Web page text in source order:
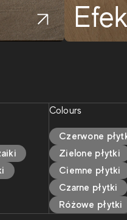
Colours
Czerwone
Zielone płytki
Ciemne płytki
Czarne płytki
Różowe płytki